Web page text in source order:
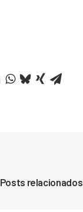
Posts relacionados